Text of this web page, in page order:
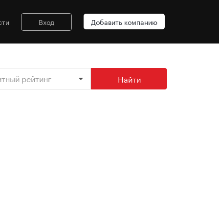
Вход Добавить компанию
рейтинг Найти